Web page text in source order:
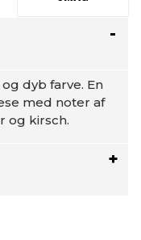
dyb farve. En
med noter af
og kirsch.